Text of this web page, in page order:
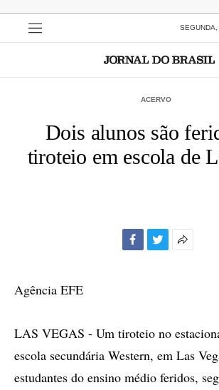
ACERVO
Dois alunos são
tiroteio em escola de
Agência EFE
LAS VEGAS - Um tiroteio no
escola secundária Western, em Las
estudantes do ensino médio feridos,